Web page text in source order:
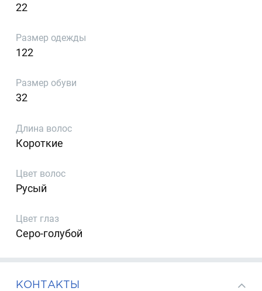
22
Размер одежды
122
Размер обуви
32
Длина волос
Короткие
Цвет волос
Русый
Цвет глаз
Серо-голубой
КОНТАКТЫ